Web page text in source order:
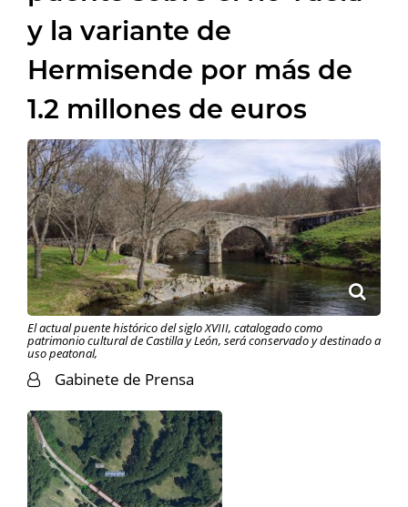
y la variante de
Hermisende por más de
1.2 millones de euros
El actual puente histórico del siglo XVIII, catalogado como
patrimonio cultural de Castilla y León, será conservado y destinado a
uso peatonal,
Gabinete de Prensa